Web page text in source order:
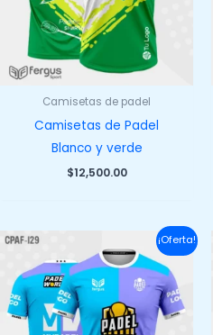
Camisetas de padel
Camisetas de Padel
Blanco y verde
$12,500.00
¡Oferta!